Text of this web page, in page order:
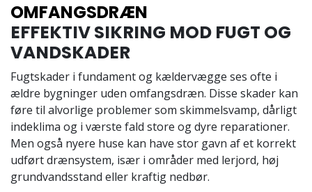
OMFANGSDRÆN
EFFEKTIV SIKRING MOD FUGT OG
VANDSKADER
Fugtskader i fundament og kældervægge ses ofte i
ældre bygninger uden omfangsdræn. Disse skader kan
føre til alvorlige problemer som skimmelsvamp, dårligt
indeklima og i værste fald store og dyre reparationer.
Men også nyere huse kan have stor gavn af et korrekt
udført drænsystem, især i områder med lerjord, høj
grundvandsstand eller kraftig nedbør.